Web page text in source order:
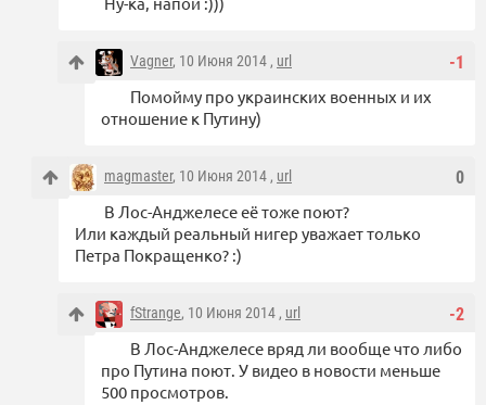
-1
Vagner, 10 Июня 2014 , url
Помойму про украинских военных и их
отношение к Путину)
0
magmaster, 10 Июня 2014 , url
В Лос-Анджелесе её тоже поют?
Или каждый реальный нигер уважает только
Петра Покращенко? :)
-2
fStrange, 10 Июня 2014 , url
В Лос-Анджелесе вряд ли вообще что либо
про Путина поют. У видео в новости меньше
500 просмотров.